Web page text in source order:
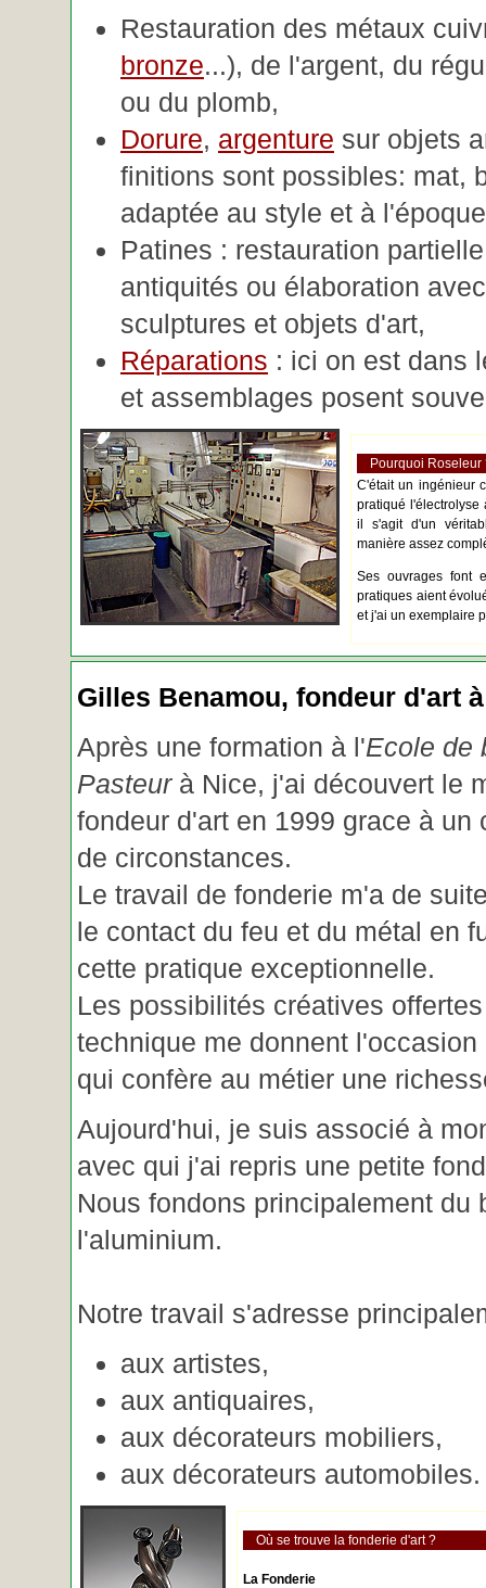
Restauration des métaux
bronze...), de l'argent, du
ou du plomb,
Dorure, argenture sur objets
finitions sont possibles: mat,
adaptée au style et à
Patines : restauration
antiquités ou élaboration
sculptures et objets d'art,
Réparations : ici on est dans
et assemblages posent
Pourquoi Roseleur
C'était un ingénieur
pratiqué l'électrolyse
il s'agit d'un
manière assez
Ses ouvrages font
pratiques aient
et j'ai un exemplaire
Gilles Benamou, fondeur d'art
Après une formation à l'Ecole de
Pasteurà Nice, j'ai découvert le
fondeur d'art en 1999 grace à un
de circonstances.
Le travail de fonderie m'a de
le contact du feu et du métal en
cette pratique exceptionnelle.
Les possibilités créatives
technique me donnent
qui confère au métier une
Aujourd'hui, je suis associé à
avec qui j'ai repris une petite
Nous fondons principalement
l'aluminium.
Notre travail s'adresse
aux artistes,
aux antiquaires,
aux décorateurs mobiliers,
aux décorateurs automobiles.
Où se trouve la fonderie d'art ?
La Fonderie